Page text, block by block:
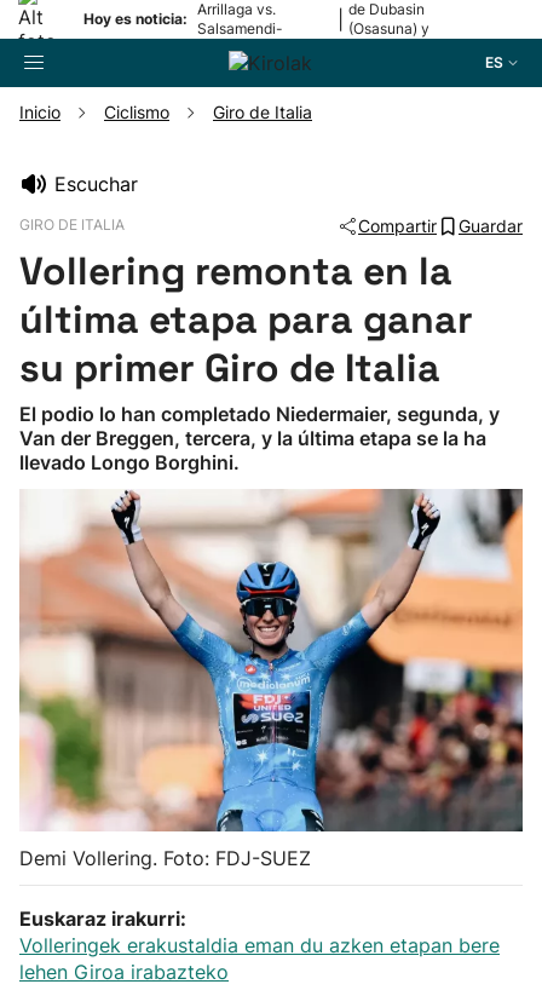
Hoy es noticia:
Arrillaga vs.
Salsamendi-
Bergara y Erasun
vs. Gaminde
de Dubasin
(Osasuna) y
ES
Pelota
Remo
Baloncesto
Ciclismo
Herri-kirolak
Balonmano
Kirolak 360
Atletismo
Carreras de montaña
Más deportes
"Helmuga"
Inicio Ciclismo Giro de Italia
Escuchar
GIRO DE ITALIA Compartir Guardar
Vollering remonta en la
última etapa para ganar
su primer Giro de Italia
El podio lo han completado Niedermaier, segunda, y
Van der Breggen, tercera, y la última etapa se la ha
llevado Longo Borghini.
Demi Vollering. Foto: FDJ-SUEZ
Euskaraz irakurri:
Volleringek erakustaldia eman du azken etapan bere
lehen Giroa irabazteko